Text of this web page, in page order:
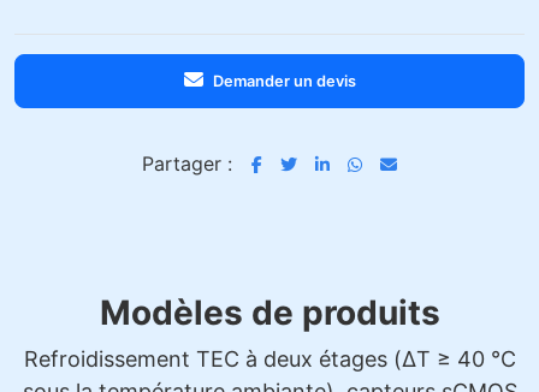
Demander un devis
Partager :
Modèles de produits
Refroidissement TEC à deux étages (ΔT ≥ 40 °C